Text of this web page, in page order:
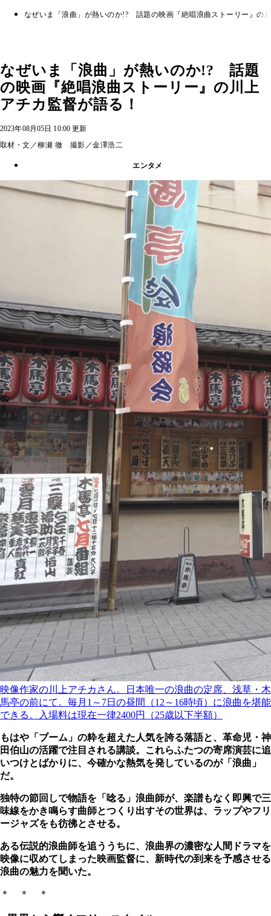
なぜいま「浪曲」が熱いのか!? 話題の映画『絶唱浪曲ストーリー』
なぜいま「浪曲」が熱いのか!? 話題
の映画『絶唱浪曲ストーリー』の川上
アチカ監督が語る！
2023年08月05日 10:00 更新
取材・文／柳瀬 徹 撮影／金澤浩二
エンタメ
映像作家の川上アチカさん。日本唯一の浪曲の定席、浅草・木
馬亭の前にて。毎月1～7日の昼間（12～16時頃）に浪曲を堪能
できる。入場料は現在一律2400円（25歳以下半額）
もはや「ブーム」の粋を超えた人気を誇る落語と、革命児・神
田伯山の活躍で注目される講談。これらふたつの寄席演芸に追
いつけとばかりに、今確かな熱気を発しているのが「浪曲」
だ。
独特の節回しで物語を「唸る」浪曲師が、楽譜もなく即興で三
味線をかき鳴らす曲師とつくり出すその世界は、ラップやフリ
ージャズをも彷彿とさせる。
ある伝説的浪曲師を追ううちに、浪曲界の濃密な人間ドラマを
映像に収めてしまった映画監督に、新時代の到来を予感させる
浪曲の魅力を聞いた。
＊ ＊ ＊